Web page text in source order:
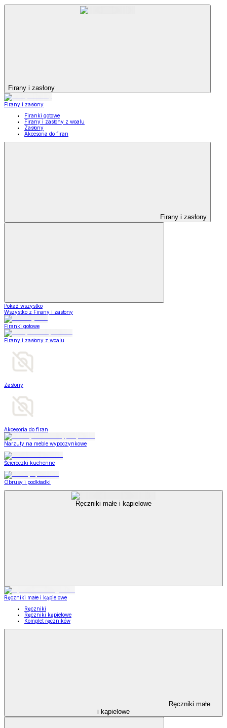
Firany i zasłony
Firany i zasłony
Firanki gotowe
Firany i zasłony z woalu
Zasłony
Akcesoria do firan
Firany i zasłony
Pokaż wszystko
Wszystko z Firany i zasłony
Firanki gotowe
Firany i zasłony z woalu
Zasłony
Akcesoria do firan
Narzuty na meble wypoczynkowe
Ściereczki kuchenne
Obrusy i podkładki
Ręczniki małe i kąpielowe
Ręczniki małe i kąpielowe
Ręczniki
Ręczniki kąpielowe
Komplet ręczników
Ręczniki małe
i kąpielowe